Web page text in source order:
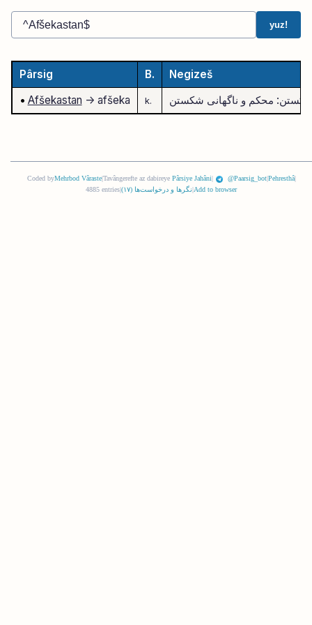
yuz!
Pârsig B.
Negizeš
• Afšekastan -> afšeka k. محکم و ناگهانی شکستن
Coded byMehrbod Vâraste|Tavângerefte az dabireye Pârsiye Jahâni| @Paarsig_bot|Pehresthâ|
4885 entries
نگرها و درخواست‌ها (١٧) Add to browser